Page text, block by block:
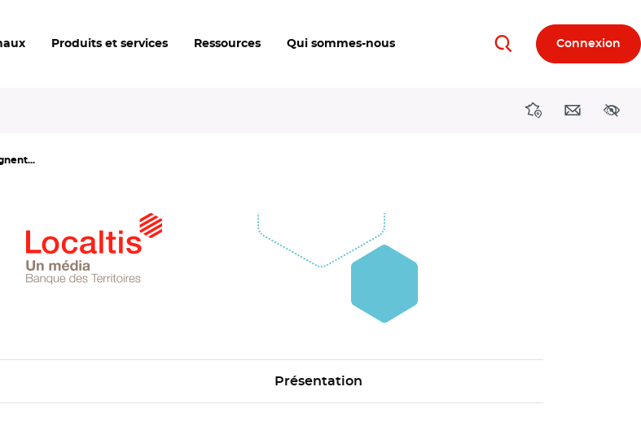
Produits et services Ressources Qui sommes-nous RechercherConnexion
DirectionsContact
Présentation